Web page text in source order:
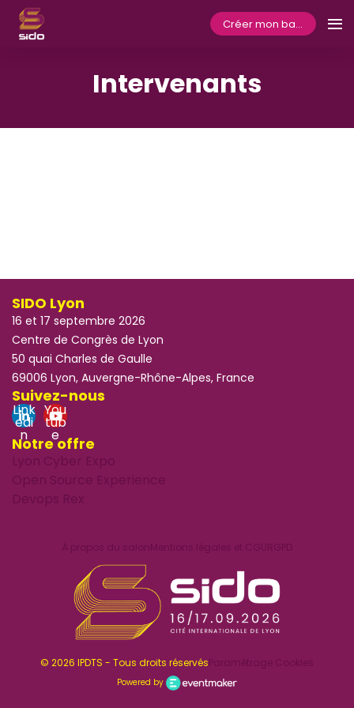
Créer mon badge
Intervenants
SIDO Lyon
16 et 17 septembre 2026
Centre de Congrès de Lyon
50 quai Charles de Gaulle
69006 Lyon, Auvergne-Rhône-Alpes, France
Suivez-nous
Link
edi
n
You
tub
e
Notre offre
Lyon Cyber Expo
Open Source Experience
Devops Rex
À propos du salonMentions légales et CGURGPD
© 2026 IPDTS - Tous droits réservésParamétrage Cookies
Powered by